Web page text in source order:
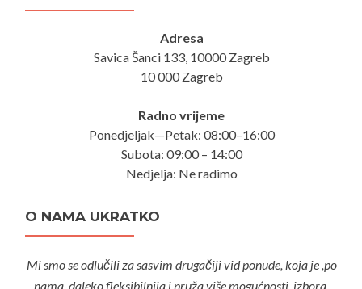
Adresa
Savica Šanci 133, 10000 Zagreb
10 000 Zagreb
Radno vrijeme
Ponedjeljak—Petak: 08:00–16:00
Subota: 09:00 – 14:00
Nedjelja: Ne radimo
O NAMA UKRATKO
Mi smo se odlučili za sasvim drugačiji vid ponude, koja je ,po
nama, daleko fleksibilnija i pruža više mogućnosti izbora,